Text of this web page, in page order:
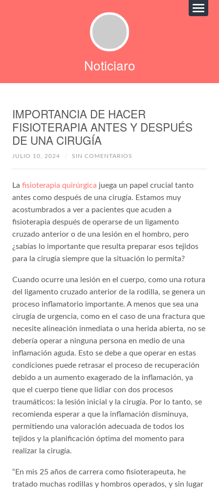
Noticiaro
IMPORTANCIA DE HACER
FISIOTERAPIA ANTES Y DESPUÉS
DE UNA CIRUGÍA
JULIO 10, 2024 / SIN COMENTARIOS
La fisioterapia quirúrgica juega un papel crucial tanto
antes como después de una cirugía. Estamos muy
acostumbrados a ver a pacientes que acuden a
fisioterapia después de operarse de un ligamento
cruzado anterior o de una lesión en el hombro, pero
¿sabías lo importante que resulta preparar esos tejidos
para la cirugía siempre que la situación lo permita?
Cuando ocurre una lesión en el cuerpo, como una rotura
del ligamento cruzado anterior de la rodilla, se genera un
proceso inflamatorio importante. A menos que sea una
cirugía de urgencia, como en el caso de una fractura que
necesite alineación inmediata o una herida abierta, no se
debería operar a ninguna persona en medio de una
inflamación aguda. Esto se debe a que operar en estas
condiciones puede retrasar el proceso de recuperación
debido a un aumento exagerado de la inflamación, ya
que el cuerpo tiene que lidiar con dos procesos
traumáticos: la lesión inicial y la cirugía. Por lo tanto, se
recomienda esperar a que la inflamación disminuya,
permitiendo una valoración adecuada de todos los
tejidos y la planificación óptima del momento para
realizar la cirugía.
“En mis 25 años de carrera como fisioterapeuta, he
tratado muchas rodillas y hombros operados, y sin lugar